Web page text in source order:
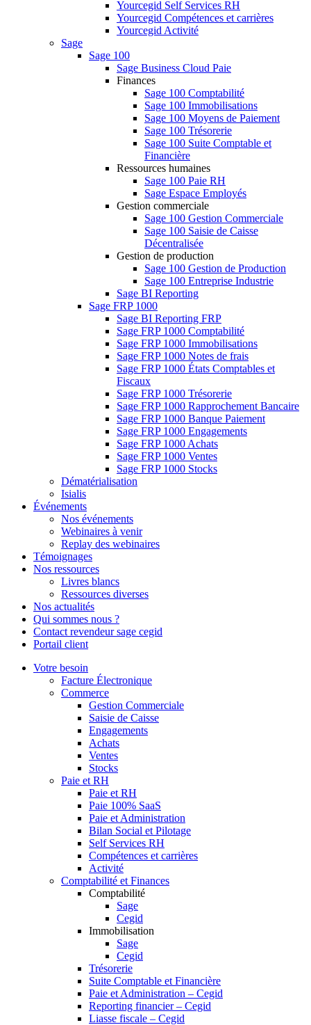
Yourcegid Self Services RH
Yourcegid Compétences et carrières
Yourcegid Activité
Sage
Sage 100
Sage Business Cloud Paie
Finances
Sage 100 Comptabilité
Sage 100 Immobilisations
Sage 100 Moyens de Paiement
Sage 100 Trésorerie
Sage 100 Suite Comptable et
Financière
Ressources humaines
Sage 100 Paie RH
Sage Espace Employés
Gestion commerciale
Sage 100 Gestion Commerciale
Sage 100 Saisie de Caisse
Décentralisée
Gestion de production
Sage 100 Gestion de Production
Sage 100 Entreprise Industrie
Sage BI Reporting
Sage FRP 1000
Sage BI Reporting FRP
Sage FRP 1000 Comptabilité
Sage FRP 1000 Immobilisations
Sage FRP 1000 Notes de frais
Sage FRP 1000 États Comptables et
Fiscaux
Sage FRP 1000 Trésorerie
Sage FRP 1000 Rapprochement Bancaire
Sage FRP 1000 Banque Paiement
Sage FRP 1000 Engagements
Sage FRP 1000 Achats
Sage FRP 1000 Ventes
Sage FRP 1000 Stocks
Dématérialisation
Isialis
Événements
Nos événements
Webinaires à venir
Replay des webinaires
Témoignages
Nos ressources
Livres blancs
Ressources diverses
Nos actualités
Qui sommes nous ?
Contact revendeur sage cegid
Portail client
Votre besoin
Facture Électronique
Commerce
Gestion Commerciale
Saisie de Caisse
Engagements
Achats
Ventes
Stocks
Paie et RH
Paie et RH
Paie 100% SaaS
Paie et Administration
Bilan Social et Pilotage
Self Services RH
Compétences et carrières
Activité
Comptabilité et Finances
Comptabilité
Sage
Cegid
Immobilisation
Sage
Cegid
Trésorerie
Suite Comptable et Financière
Paie et Administration – Cegid
Reporting financier – Cegid
Liasse fiscale – Cegid